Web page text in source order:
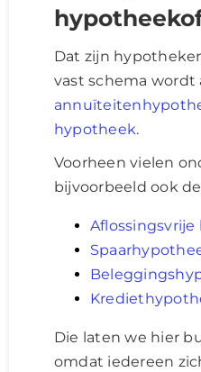
Dat zijn
vast schema wordt
hypotheek.
Voorheen vielen
bijvoorbeeld ook
Die laten we hier
omdat iedereen